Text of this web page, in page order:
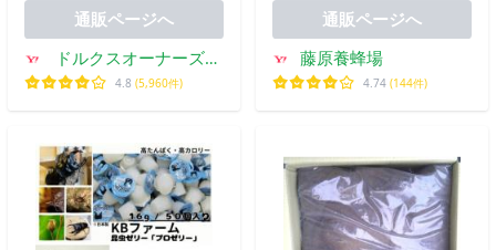
通販ページへ
ドルクスオーナーズシ
ョップ
4.8 (5,960件)
通販ページへ
藤原養蜂場
4.74 (144件)